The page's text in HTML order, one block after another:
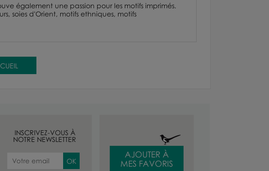
également une passion pour les motifs imprimés.
soies d'Orient, motifs ethniques, motifs
INSCRIVEZ-VOUS À
NOTRE NEWSLETTER
AJOUTER À
MES FAVORIS